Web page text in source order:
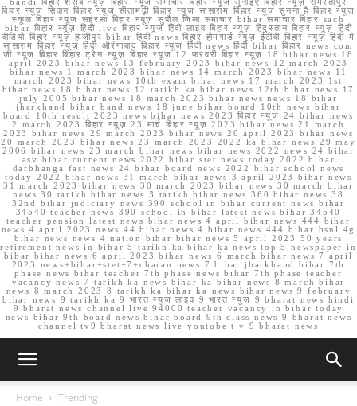
बिहार न्यूज़ सिवान बिहार न्यूज़ सीतामढ़ी बिहार न्यूज़ सासाराम बिहार न्यूज़ सुनना है बिहार न्यूज़
स्कूल बिहार न्यूज़ सहरसा बिहार न्यूज़ सुपौल जिला समाचार bihar समाचार बिहार sach
bihar बिहार न्यूज़ हिंदी live बिहार न्यूज़ हिंदी लाइव बिहार न्यूज़ हिंदुस्तान बिहार न्यूज़ हिंदी
वीडियो बिहार न्यूज़ हाजीपुर bihar हिंदी news बिहार होमगार्ड न्यूज़ ईटीवी बिहार न्यूज़ हिंदी में
सासाराम बिहार न्यूज़ हिंदी औरंगाबाद बिहार न्यूज़ हिंदी news हिंदी bihar बिहार news.com
जी न्यूज बिहार बिहार ट्रेन न्यूज़ बिहार न्यूज़ 12 फरवरी बिहार न्यूज़ 18 bihar news 18
april 2023 bihar news 13 february 2023 bihar news 12 march 2023
bihar news 1 march 2023 bihar news 14 march 2023 bihar news 11
march 2023 bihar news 10th exam bihar news 17 march 2023 1st
bihar news 18 bihar news 12 tarikh ka bihar news 12th bihar news 17
july 2005 bihar news 18 march 2023 bihar news news 18 bihar
jharkhand bihar band news 18 june bihar board 10th news bihar
board 10th result 2023 news bihar news 2023 बिहार न्यूज़ 24 bihar news
2 march 2023 बिहार न्यूज़ 23 मार्च बिहार न्यूज़ 2023 bihar news 21 march
2023 bihar news 29 march 2023 bihar news 20 april 2023 bihar news
20 march 2023 bihar news 23 march 2023 2022 ka bihar news 29 may
2006 bihar news 23 march bihar news bihar news 2022 news 24 bihar
asv bihar current news 2022 bihar stet news today 2022 bihar
darbhanga fast news 24 bihar board news 2022 bihar school news
today 2022 bihar news 31 march bihar news 3 april 2023 bihar news
31 march 2023 bihar news 30 march 2023 bihar news 30 march bihar
news 30 tarikh bihar news 3 tarikh bihar news 360 bihar news 38
32nd bihar judiciary news 390 school in bihar current news bihar
34540 teacher news 390 school in bihar latest news bihar 34540
teacher pension latest news bihar news 4 april bihar news 444 bihar
news 4 april 2023 news 44 bihar news 4 bihar news 444 bihar bsnl 4g
bihar news news 4 nation bihar bihar news 5 april 2023 50 years
retirement news in bihar 5 tarikh ka bihar ka news top 5 newspaper in
bihar bihar news 6 april 2023 bihar news 6 march bihar news 7 april
2023 news+bihar+stet+7+charan news 7 bihar jharkhand bihar 7th
phase news bihar teacher 7th phase news bihar 7th phase teacher
vacancy news 7 tarikh ka news bihar ka bihar news 8 march bihar
news 8 march 2023 8 tarikh ka bihar ka news bihar news 9 february
bihar news 9 tarikh ka 9 भारत न्यूज़ लाइव 9 भारत न्यूज़ 9 bharat news hindi
9 bharat news channel live 94000 teacher vacancy in bihar today
news bihar 9th board news bihar board 9th class news 9 bharat news
channel tv9 bharat news live youtube t v 9 bharat news
Home Trending